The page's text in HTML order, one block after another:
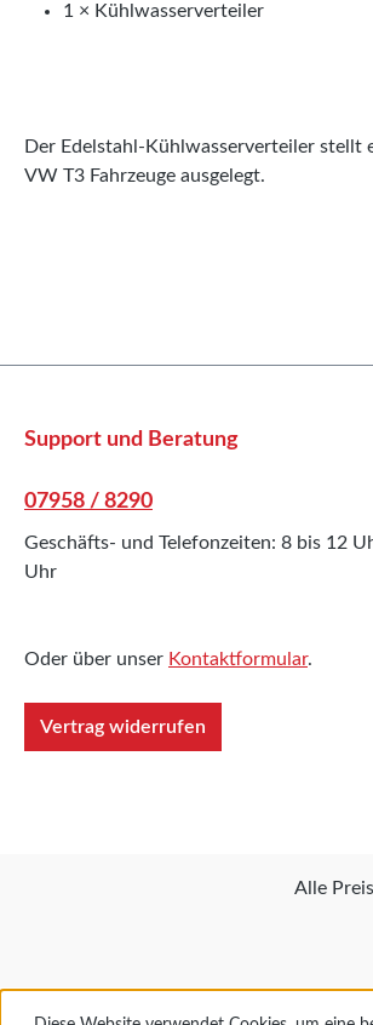
1 × Kühlwasserverteiler
Der Edelstahl-Kühlwasserverteiler stellt
VW T3 Fahrzeuge ausgelegt.
Support und Beratung
07958 / 8290
Geschäfts- und Telefonzeiten: 8 bis 12
Uhr
Oder über unser Kontaktformular.
Vertrag widerrufen
Alle